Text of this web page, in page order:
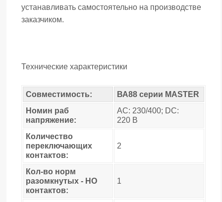
устанавливать самостоятельно на производстве
заказчиком.
Технические характеристики
Совместимость:
ВА88 серии MASTER
Номин раб
напряжение:
AC: 230/400; DC:
220 В
Количество
переключающих
контактов:
2
Кол-во норм
разомкнутых - НО
контактов:
1